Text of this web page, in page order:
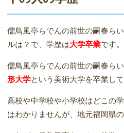
儒鳥風亭らでんの前世の嗣春ら
ルは？で、学歴は大学卒業です。
儒鳥風亭らでんの前世の嗣春ら
形大学という美術大学を卒業して
高校や中学校や小学校はどこの
はわかりませんが、地元福岡県